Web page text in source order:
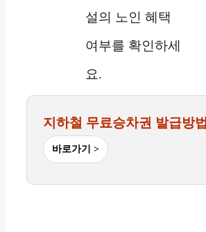
설의 노인 혜택
여부를 확인하세
요.
지하철 무료승차권 발급방법
바로가기 >